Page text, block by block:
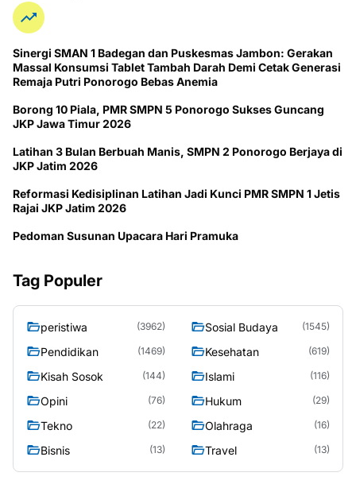
Sinergi SMAN 1 Badegan dan Puskesmas Jambon: Gerakan
Massal Konsumsi Tablet Tambah Darah Demi Cetak Generasi
Remaja Putri Ponorogo Bebas Anemia
Borong 10 Piala, PMR SMPN 5 Ponorogo Sukses Guncang
JKP Jawa Timur 2026
Latihan 3 Bulan Berbuah Manis, SMPN 2 Ponorogo Berjaya di
JKP Jatim 2026
Reformasi Kedisiplinan Latihan Jadi Kunci PMR SMPN 1 Jetis
Rajai JKP Jatim 2026
Pedoman Susunan Upacara Hari Pramuka
Tag Populer
peristiwa (3962) Sosial Budaya (1545)
Pendidikan (1469) Kesehatan (619)
Kisah Sosok (144) Islami (116)
Opini (76) Hukum (29)
Tekno (22) Olahraga (16)
Bisnis (13) Travel (13)